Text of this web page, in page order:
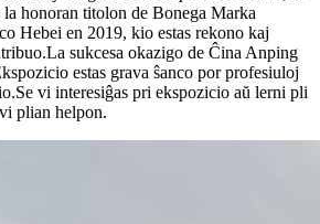
honoran titolon de Bonega Marka
Hebei en 2019, kio estas rekono kaj
sukcesa okazigo de Ĉina Anping
estas grava ŝanco por profesiuloj
vi interesiĝas pri ekspozicio aŭ lerni pli
plian helpon.